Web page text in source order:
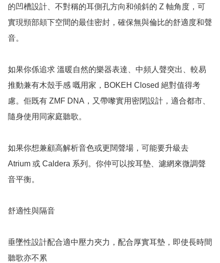
的凹槽設計、不對稱的耳側孔方向和傾斜的 Z 軸角度，可
實現頸部頦下空間的最佳密封，確保無與倫比的舒適度和聲
音。
如果你係追求 溫暖自然的樂器表達、中頻人聲突出、較易
推動兼有木殼手感 嘅用家，BOKEH Closed 絕對值得考
慮。佢既有 ZMF DNA，又帶嚟實用密閉設計，適合都市、
隨身使用同家庭聽歌。
如果你想兼顧高解析音色或更闊聲場，可能要升級去
Atrium 或 Caldera 系列。你仲可以按耳墊、濾網來微調聲
音平衡。
舒適性與隔音
垂墜性設計配合適中壓力夾力，配合厚實耳墊，即使長時間
聽歌亦不累